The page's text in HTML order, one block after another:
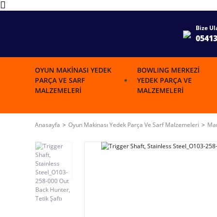
Bize
OYUN MAKINASI YEDEK
PARÇA VE SARF
MALZEMELERI
BOWLING MERKEZI
YEDEK PARÇA VE
MALZEMELERI
Anasayfa Oyun Makinası Yedek Parça Ve Sarf Malzemeleri